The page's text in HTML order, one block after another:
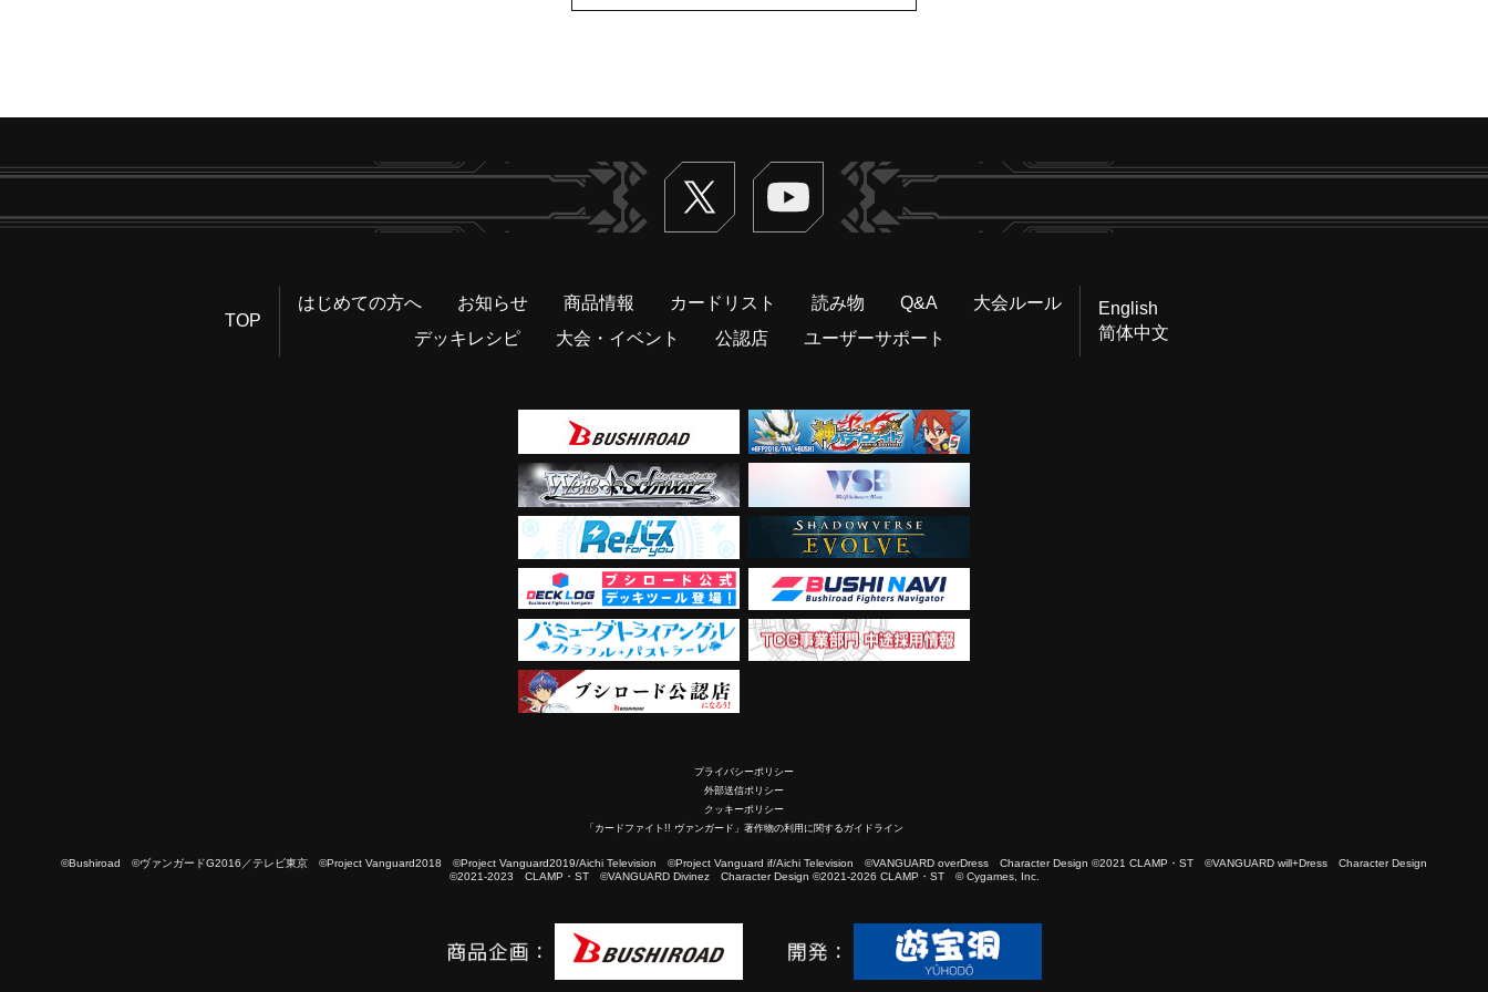
Twitter ヴァンガードch
TOP
はじめての方へ お知らせ 商品情報 カードリスト 読み物 Q&A
大会ルール
デッキレシピ
大会・イベント 公認店 ユーザーサポート
English
简体中文
プライバシーポリシー
外部送信ポリシー
クッキーポリシー
「カードファイト!! ヴァンガード」著作物の利用に関するガイドライン
©Bushiroad ©ヴァンガードG2016／テレビ東京 ©Project Vanguard2018 ©Project Vanguard2019/Aichi Television ©Project Vanguard if/Aichi Television ©VANGUARD overDress Character Design ©2021 CLAMP・ST ©VANGUARD will+Dress Character Design
©2021-2023 CLAMP・ST ©VANGUARD Divinez Character Design ©2021-2026 CLAMP・ST © Cygames, Inc.